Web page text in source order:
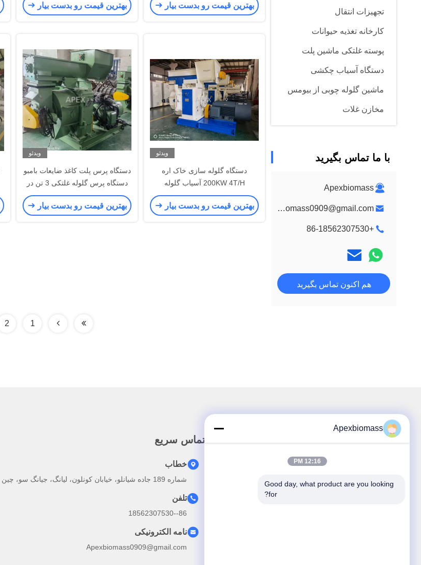
تجهیزات انتقال
کارخانه تغذیه حیوانات
پوسته غلتکی ماشین پلت
دستگاه آسیاب چکشی
ماشین گلوله چوبی از بیومس
مخازن غلات
با ما تماس بگیرید
Apexbiomass
Apexbiomass0909@gmail.com
+86-18562307530
هم اکنون تماس بگیرید
بهترین قیمت رو بدست بیار بهترین قیمت رو بدست بیار
ویدئو
دستگاه گلوله سازی خاک اره
200KW 4T/H آسیاب گلوله
DRZL650
بهترین قیمت رو بدست بیار
ویدئو
دستگاه پرس پلت کاغذ ضایعات بامبو
دستگاه پرس گلوله غلتکی 3 تن در
ساعت
بهترین قیمت رو بدست بیار
1
2
صفحه اصلی
محصولات
تماس سریع
خطاب
شماره 189 جاده شیانلو، خیابان کونلون، لیانگ، جیانگ سو، چین
تلفن
86--18562307530
نامه الکترونیکی
Apexbiomass0909@gmail.com
Apexbiomass
12:16 PM
Good day, what product are you looking
for?